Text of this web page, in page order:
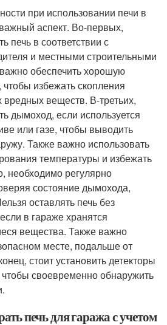
при использовании печи в
аспект. Во-первых,
печь в соответствии с
и местными строительными
обеспечить хорошую
избежать скопления
вредных веществ. В-третьих,
дымоход, если используется
или газе, чтобы выводить
Также важно использовать
температуры и избежать
необходимо регулярно
состояние дымохода,
оставлять печь без
в гараже хранятся
вещества. Также важно
месте, подальше от
стоит установить детекторы
своевременно обнаружить
печь для гаража с учетом